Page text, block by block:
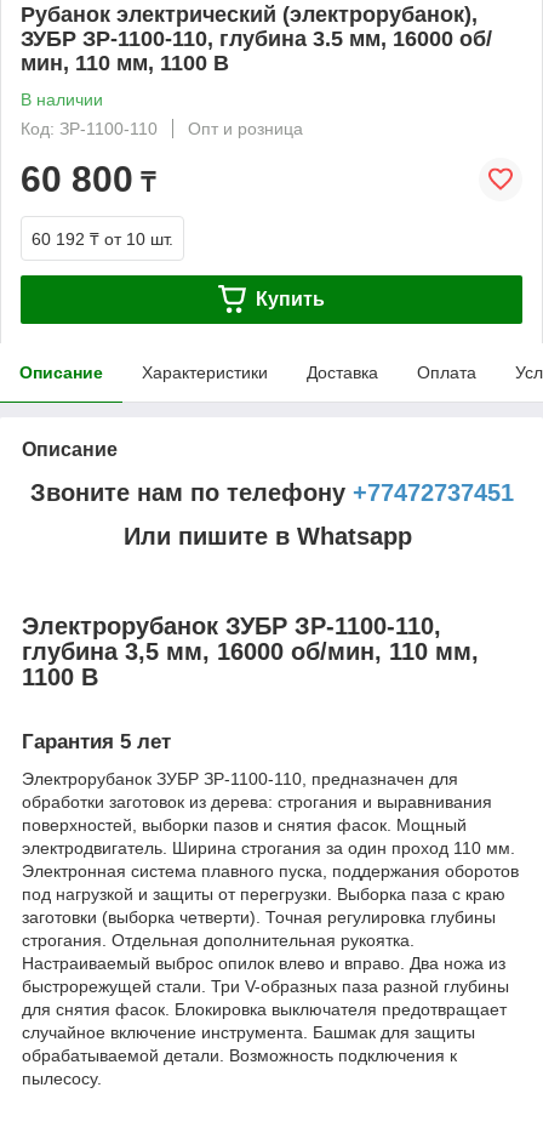
Рубанок электрический (электрорубанок),
ЗУБР ЗР-1100-110, глубина 3.5 мм, 16000 об/
мин, 110 мм, 1100 В
В наличии
Код: ЗР-1100-110
Опт и розница
60 800 ₸
60 192 ₸ от 10 шт.
Купить
Описание Характеристики Доставка Оплата
Описание
Звоните нам по телефону +77472737451
Или пишите в Whatsapp
Электрорубанок ЗУБР ЗР-1100-110,
глубина 3,5 мм, 16000 об/мин, 110 мм,
1100 В
Гарантия 5 лет
Электрорубанок ЗУБР ЗР-1100-110, предназначен для
обработки заготовок из дерева: строгания и выравнивания
поверхностей, выборки пазов и снятия фасок. Мощный
электродвигатель. Ширина строгания за один проход 110 мм.
Электронная система плавного пуска, поддержания оборотов
под нагрузкой и защиты от перегрузки. Выборка паза с краю
заготовки (выборка четверти). Точная регулировка глубины
строгания. Отдельная дополнительная рукоятка.
Настраиваемый выброс опилок влево и вправо. Два ножа из
быстрорежущей стали. Три V-образных паза разной глубины
для снятия фасок. Блокировка выключателя предотвращает
случайное включение инструмента. Башмак для защиты
обрабатываемой детали. Возможность подключения к
пылесосу.